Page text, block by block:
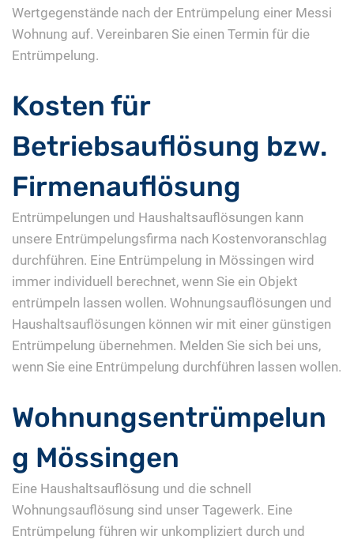
Wertgegenstände nach der Entrümpelung einer Messi
Wohnung auf. Vereinbaren Sie einen Termin für die
Entrümpelung.
Kosten für
Betriebsauflösung bzw.
Firmenauflösung
Entrümpelungen und Haushaltsauflösungen kann
unsere Entrümpelungsfirma nach Kostenvoranschlag
durchführen. Eine Entrümpelung in Mössingen wird
immer individuell berechnet, wenn Sie ein Objekt
entrümpeln lassen wollen. Wohnungsauflösungen und
Haushaltsauflösungen können wir mit einer günstigen
Entrümpelung übernehmen. Melden Sie sich bei uns,
wenn Sie eine Entrümpelung durchführen lassen wollen.
Wohnungsentrümpelun
g Mössingen
Eine Haushaltsauflösung und die schnell
Wohnungsauflösung sind unser Tagewerk. Eine
Entrümpelung führen wir unkompliziert durch und